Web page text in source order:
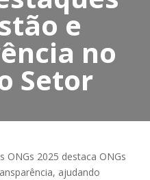
e
no
Setor
ONGs 2025 destaca ONGs
ajudando